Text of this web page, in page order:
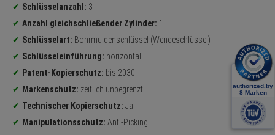
Schlüsselanzahl: 3
Anzahl gleichschließender Zylinder: 1
Schlüsselart: Bohrmuldenschlüssel (Wendeschlüssel)
Schlüsseleinführung: horizontal
Patent-Kopierschutz: bis 2030
Markenschutz: zeitlich unbegrenzt
Technischer Kopierschutz: Ja
Manipulationsschutz: Anti-Picking